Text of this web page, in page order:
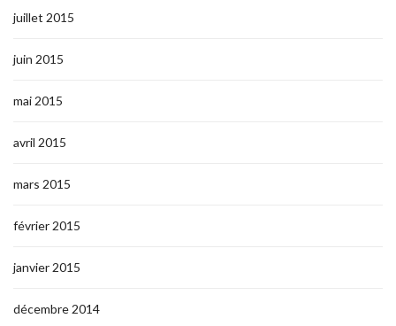
juillet 2015
juin 2015
mai 2015
avril 2015
mars 2015
février 2015
janvier 2015
décembre 2014